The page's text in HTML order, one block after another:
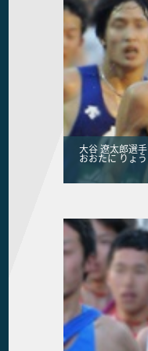
大谷 遼太郎選手
おおたに りょ